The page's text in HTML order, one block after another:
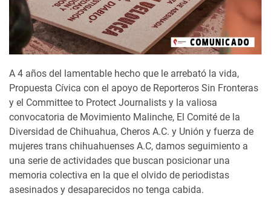
A 4 años del lamentable hecho que le arrebató la vida,
Propuesta Cívica con el apoyo de Reporteros Sin Fronteras
y el Committee to Protect Journalists y la valiosa
convocatoria de Movimiento Malinche, El Comité de la
Diversidad de Chihuahua, Cheros A.C. y Unión y fuerza de
mujeres trans chihuahuenses A.C, damos seguimiento a
una serie de actividades que buscan posicionar una
memoria colectiva en la que el olvido de periodistas
asesinados y desaparecidos no tenga cabida.